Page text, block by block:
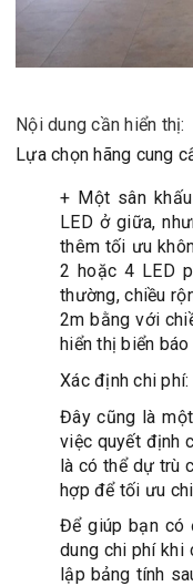
Nội dung cần hiển thị:
Lựa chọn hãng cung
+ Một sân
LED ở giữa,
thêm tối ưu
2 hoặc 4 LED
thường, chiều
2m bằng với
hiển thị biển
Xác định chi phí:
Đây cũng là
việc quyết định
là có thể dự trù
hợp để tối ưu
Để giúp bạn có
dung chi phí khi
lập bảng tính